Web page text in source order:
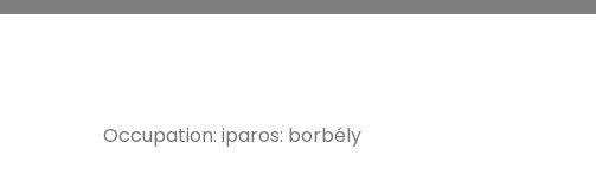
Occupation: iparos: borbély